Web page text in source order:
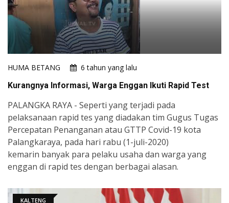
HUMA BETANG
6 tahun yang lalu
Kurangnya Informasi, Warga Enggan Ikuti Rapid Test
PALANGKA RAYA - Seperti yang terjadi pada
pelaksanaan rapid tes yang diadakan tim Gugus Tugas
Percepatan Penanganan atau GTTP Covid-19 kota
Palangkaraya, pada hari rabu (1-juli-2020)
kemarin banyak para pelaku usaha dan warga yang
enggan di rapid tes dengan berbagai alasan.
KALTENG